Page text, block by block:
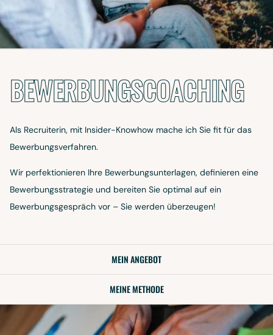
BEWERBUNGSCOACHING
Als Recruiterin, mit Insider-Knowhow mache ich Sie fit für das
Bewerbungsverfahren.
Wir perfektionieren Ihre Bewerbungsunterlagen, definieren eine
Bewerbungsstrategie und bereiten Sie optimal auf ein
Bewerbungsgespräch vor – Sie werden überzeugen!
MEIN ANGEBOT
MEINE METHODE